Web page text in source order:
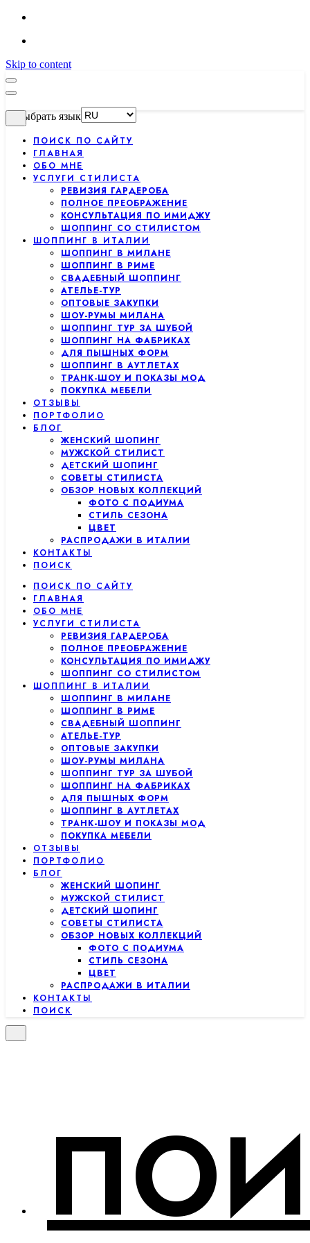
Skip to content
Выбрать язык
ПОИСК ПО САЙТУ
ГЛАВНАЯ
ОБО МНЕ
УСЛУГИ СТИЛИСТА
РЕВИЗИЯ ГАРДЕРОБА
ПОЛНОЕ ПРЕОБРАЖЕНИЕ
КОНСУЛЬТАЦИЯ ПО ИМИДЖУ
ШОППИНГ СО СТИЛИСТОМ
ШОППИНГ В ИТАЛИИ
ШОППИНГ В МИЛАНЕ
ШОППИНГ В РИМЕ
СВАДЕБНЫЙ ШОППИНГ
АТЕЛЬЕ-ТУР
ОПТОВЫЕ ЗАКУПКИ
ШОУ-РУМЫ МИЛАНА
ШОППИНГ ТУР ЗА ШУБОЙ
ШОППИНГ НА ФАБРИКАХ
ДЛЯ ПЫШНЫХ ФОРМ
ШОППИНГ В АУТЛЕТАХ
ТРАНК-ШОУ И ПОКАЗЫ МОД
ПОКУПКА МЕБЕЛИ
ОТЗЫВЫ
ПОРТФОЛИО
БЛОГ
ЖЕНСКИЙ ШОПИНГ
МУЖСКОЙ СТИЛИСТ
ДЕТСКИЙ ШОПИНГ
СОВЕТЫ СТИЛИСТА
ОБЗОР НОВЫХ КОЛЛЕКЦИЙ
ФОТО С ПОДИУМА
СТИЛЬ СЕЗОНА
ЦВЕТ
РАСПРОДАЖИ В ИТАЛИИ
КОНТАКТЫ
ПОИСК
ПОИСК ПО САЙТУ
ГЛАВНАЯ
ОБО МНЕ
УСЛУГИ СТИЛИСТА
РЕВИЗИЯ ГАРДЕРОБА
ПОЛНОЕ ПРЕОБРАЖЕНИЕ
КОНСУЛЬТАЦИЯ ПО ИМИДЖУ
ШОППИНГ СО СТИЛИСТОМ
ШОППИНГ В ИТАЛИИ
ШОППИНГ В МИЛАНЕ
ШОППИНГ В РИМЕ
СВАДЕБНЫЙ ШОППИНГ
АТЕЛЬЕ-ТУР
ОПТОВЫЕ ЗАКУПКИ
ШОУ-РУМЫ МИЛАНА
ШОППИНГ ТУР ЗА ШУБОЙ
ШОППИНГ НА ФАБРИКАХ
ДЛЯ ПЫШНЫХ ФОРМ
ШОППИНГ В АУТЛЕТАХ
ТРАНК-ШОУ И ПОКАЗЫ МОД
ПОКУПКА МЕБЕЛИ
ОТЗЫВЫ
ПОРТФОЛИО
БЛОГ
ЖЕНСКИЙ ШОПИНГ
МУЖСКОЙ СТИЛИСТ
ДЕТСКИЙ ШОПИНГ
СОВЕТЫ СТИЛИСТА
ОБЗОР НОВЫХ КОЛЛЕКЦИЙ
ФОТО С ПОДИУМА
СТИЛЬ СЕЗОНА
ЦВЕТ
РАСПРОДАЖИ В ИТАЛИИ
КОНТАКТЫ
ПОИСК